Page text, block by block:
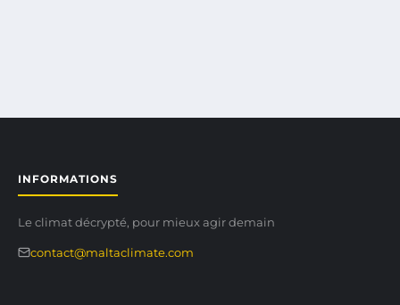
INFORMATIONS
Le climat décrypté, pour mieux agir demain
contact@maltaclimate.com